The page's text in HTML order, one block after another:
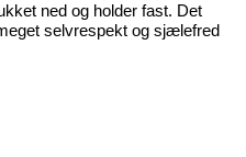
ned og holder fast. Det
selvrespekt og sjælefred